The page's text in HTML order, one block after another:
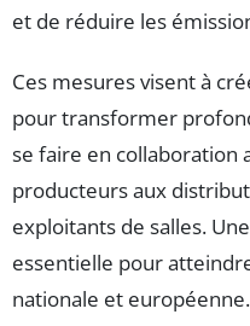
et de réduire les
Ces mesures visent à
pour transformer
se faire en collaboration
producteurs aux
exploitants de salles.
essentielle pour
nationale et européenne.